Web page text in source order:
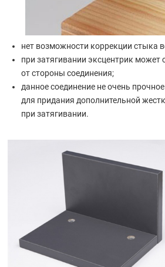
нет возможности коррекции стыка
при затягивании эксцентрик может
от стороны соединения;
данное соединение не очень
для придания дополнительной
при затягивании.